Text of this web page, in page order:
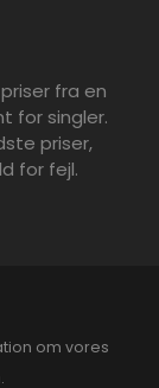
fra en
for singler.
priser,
for fejl.
om vores